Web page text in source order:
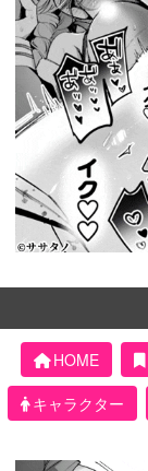
HOME
キャラクター